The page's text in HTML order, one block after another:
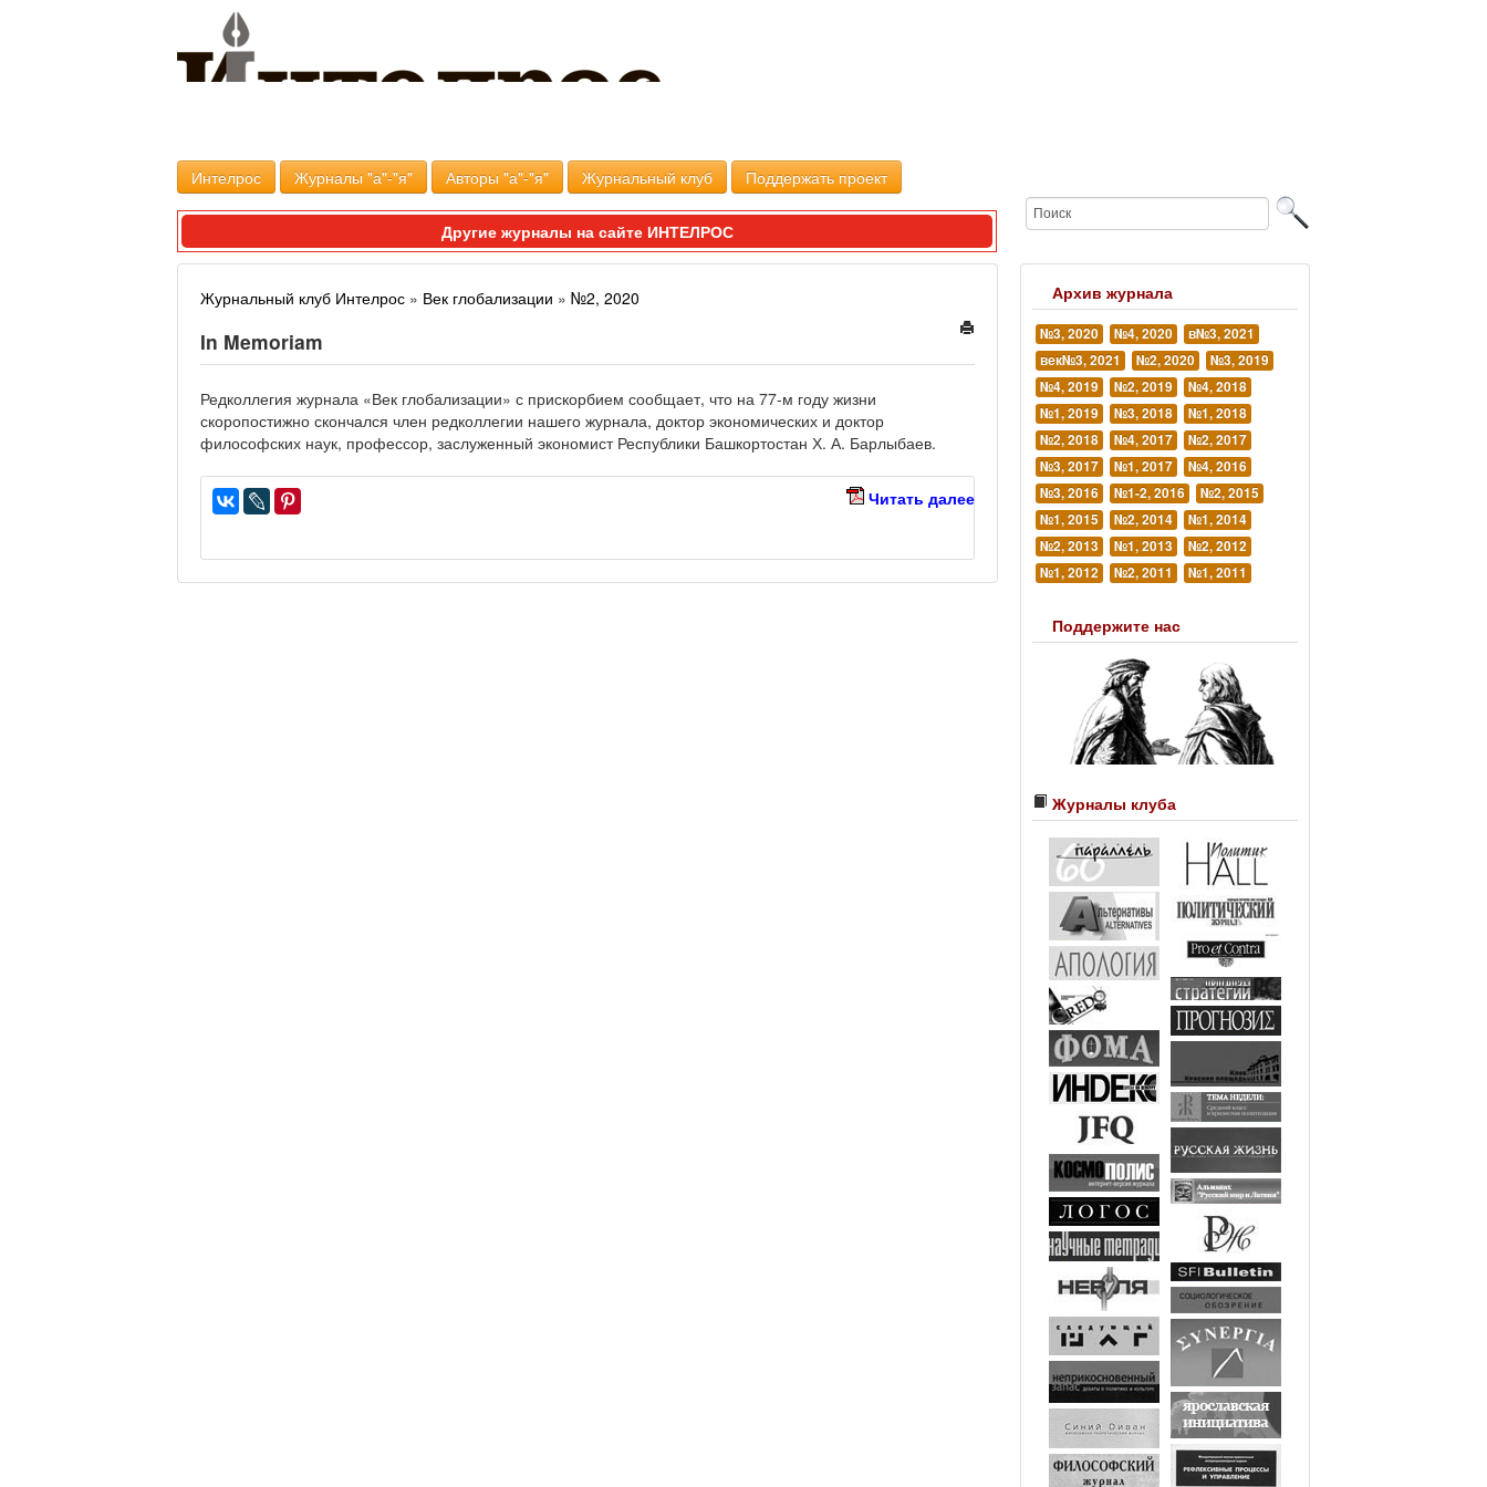
Интелрос Журналы "а"-"я" Авторы "а"-"я" Журнальный клуб Поддержать проект
Другие журналы на сайте ИНТЕЛРОС
Журнальный клуб Интелрос » Век глобализации » №2, 2020
In Memoriam
Редколлегия журнала «Век глобализации» с прискорбием сообщает, что на 77-м году жизни
скоропостижно скончался член редколлегии нашего журнала, доктор экономических и доктор
философских наук, профессор, заслуженный экономист Республики Башкортостан Х. А. Барлыбаев.
Читать далее
Архив журнала
№3, 2020 №4, 2020
в№3, 2021
век№3, 2021
№2, 2020
№3, 2019
№4, 2019
№2, 2019
№4, 2018
№1, 2019
№3, 2018
№1, 2018
№2, 2018
№4, 2017
№2, 2017
№3, 2017
№1, 2017
№4, 2016
№3, 2016
№1-2, 2016
№2, 2015
№1, 2015
№2, 2014
№1, 2014
№2, 2013
№1, 2013
№2, 2012
№1, 2012
№2, 2011 №1, 2011
Поддержите нас
Журналы клуба